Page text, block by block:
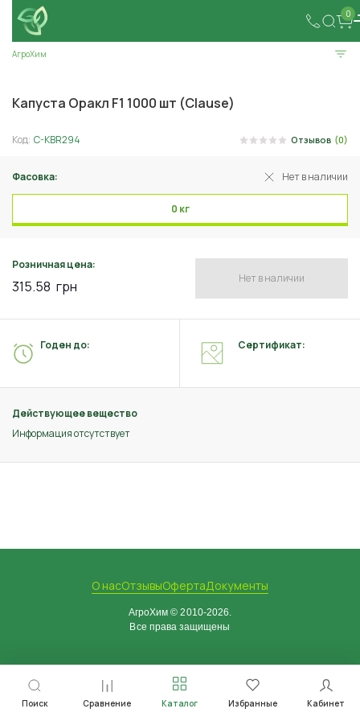
0
Поиск Сравнение Каталог Избранные Кабинет
АгроХим
Капуста Оракл F1 1000 шт (Clause)
Код: C-KBR294 Отзывов (0)
Фасовка: Нет в наличии
0 кг
Розничная цена:
315.58 грн Нет в наличии
Действующее вещество
Информация отсутствует
Годен до: Сертификат:
О насОтзывыОфертаДокументы
АгроХим © 2010-2026.
Все права защищены